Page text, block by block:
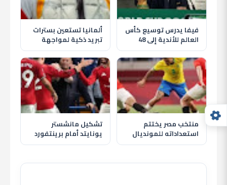
فيفا يدرس توسيع كأس
العالم للأندية إلى 48
فريقًا بداية من 2029
ألمانيا تستعين بسترات
تبريد ذكية لمواجهة
حرارة كأس العالم 2026
منتخب مصر يختتم
استعداداته للمونديال
بوديتين ناريتين أمام
تشكيل مانشستر
يونايتد أمام برينتفورد
وصراع الأبطال يشتعل